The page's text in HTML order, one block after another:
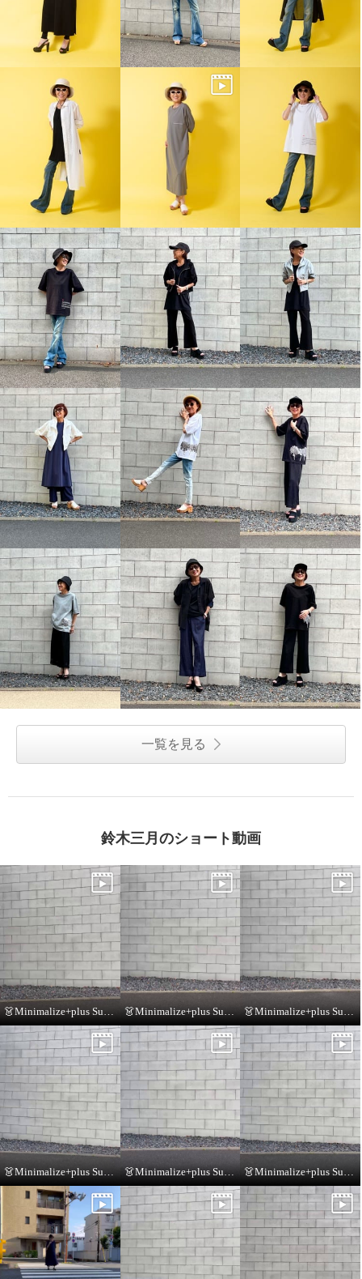
一覧を見る
鈴木三月のショート動画
👗Minimalize+plus Summer Collection👗 👗Minimalize+plus Summer Collection👗
👗Minimalize+plus Summer Collection👗 👗Minimalize+plus Summer Collection👗 👗Minimalize+plus Summer Collection👗